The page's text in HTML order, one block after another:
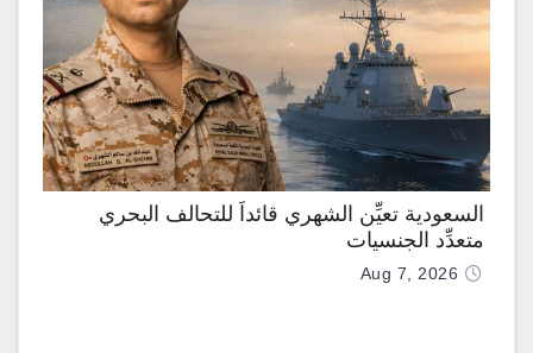
السعودية تعيِّن الشهري قائداً للتحالف البحري
متعدِّد الجنسيات
Aug 7, 2026